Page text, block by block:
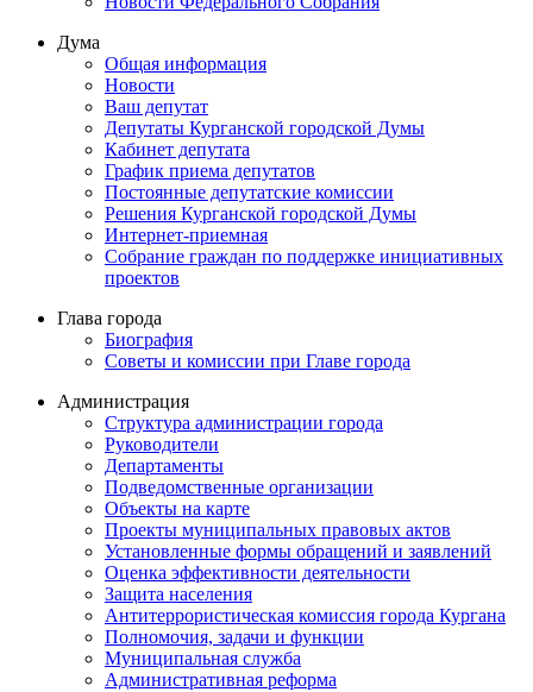
Дума
Общая информация
Новости
Ваш депутат
Депутаты Курганской городской Думы
Кабинет депутата
График приема депутатов
Постоянные депутатские комиссии
Решения Курганской городской Думы
Интернет-приемная
Собрание граждан по поддержке инициативных
проектов
Глава города
Биография
Советы и комиссии при Главе города
Администрация
Структура администрации города
Руководители
Департаменты
Подведомственные организации
Объекты на карте
Проекты муниципальных правовых актов
Установленные формы обращений и заявлений
Оценка эффективности деятельности
Защита населения
Антитеррористическая комиссия города Кургана
Полномочия, задачи и функции
Муниципальная служба
Административная реформа